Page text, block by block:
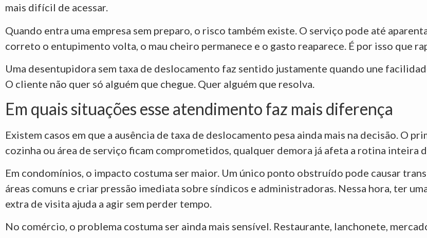
mais difícil de acessar.
Quando entra uma empresa sem preparo, o risco também existe. O serviço pode até
correto o entupimento volta, o mau cheiro permanece e o gasto reaparece. É por isso que
Uma desentupidora sem taxa de deslocamento faz sentido justamente quando une
O cliente não quer só alguém que chegue. Quer alguém que resolva.
Em quais situações esse atendimento faz mais diferença
Existem casos em que a ausência de taxa de deslocamento pesa ainda mais na decisão. O
cozinha ou área de serviço ficam comprometidos, qualquer demora já afeta a rotina inteira
Em condomínios, o impacto costuma ser maior. Um único ponto obstruído pode causar
áreas comuns e criar pressão imediata sobre síndicos e administradoras. Nessa hora, ter
extra de visita ajuda a agir sem perder tempo.
No comércio, o problema costuma ser ainda mais sensível. Restaurante, lanchonete,